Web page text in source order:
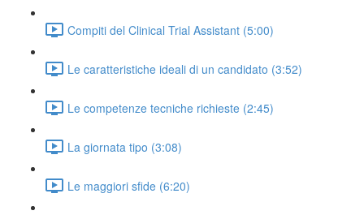
Compiti del Clinical Trial Assistant (5:00)
Le caratteristiche ideali di un candidato (3:52)
Le competenze tecniche richieste (2:45)
La giornata tipo (3:08)
Le maggiori sfide (6:20)